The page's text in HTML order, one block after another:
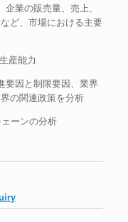
業の販売量、売上、
ど、市場における主要
産能力
要因と制限要因、業界
の関連政策を分析
ーンの分析